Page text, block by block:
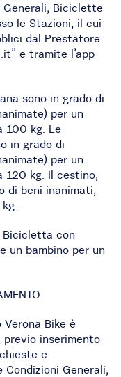
Generali, Biciclette
le Stazioni, il cui
dal Prestatore
e tramite l’app
sono in grado di
per un
100 kg. Le
in grado di
per un
120 kg. Il cestino,
di beni inanimati,
Bicicletta con
un bambino per un
Verona Bike è
previo inserimento
e
Generali,